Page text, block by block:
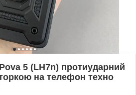
5 (LH7n) протиударний
на телефон техно